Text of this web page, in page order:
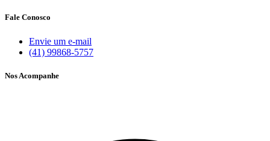
Fale Conosco
Envie um e-mail
(41) 99868-5757
Nos Acompanhe